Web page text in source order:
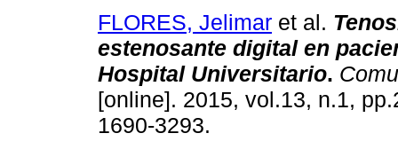
FLORES, Jelimar et al.
estenosante digital en
Hospital Universitario.
[online]. 2015, vol.13, n.1,
1690-3293.